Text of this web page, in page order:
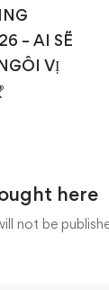
– AI SẼ
VỊ
here
not be